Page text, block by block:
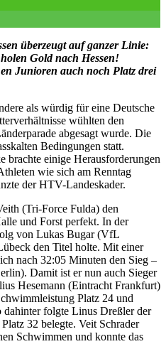
überzeugt auf ganzer Linie:
Gold nach Hessen!
Junioren auch noch Platz drei
als würdig für eine Deutsche
wühlten den
abgesagt wurde. Die
Bedingungen statt.
brachte einige Herausforderungen
wie sich am Renntag
der HTV-Landeskader.
(Tri-Force Fulda) den
und Forst perfekt. In der
von Lukas Bugar (VfL
den Titel holte. Mit einer
nach 32:05 Minuten den Sieg –
Damit ist er nun auch Sieger
Hesemann (Eintracht Frankfurt)
Platz 24 und
dahinter folgte Linus Dreßler der
32 belegte. Veit Schrader
Schwimmen und konnte das